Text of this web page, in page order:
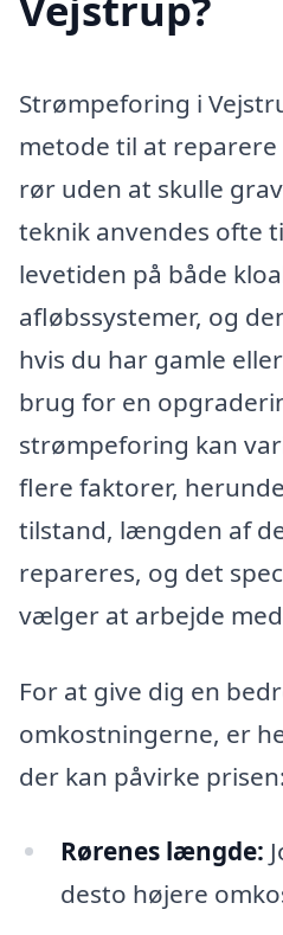
Strømpeforing i
metode til at
rør uden at skulle
teknik anvendes ofte
levetiden på både
afløbssystemer, og
hvis du har gamle
brug for en
strømpeforing kan
flere faktorer,
tilstand, længden af
repareres, og det
vælger at arbejde
For at give dig en
omkostningerne, er
der kan påvirke prisen:
Rørenes længde:
desto højere